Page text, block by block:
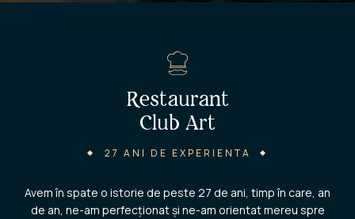
Restaurant
Club Art
27 ANI DE EXPERIENTA
Avem în spate o istorie de peste 27 de ani, timp în care, an
de an, ne-am perfecționat și ne-am orientat mereu spre